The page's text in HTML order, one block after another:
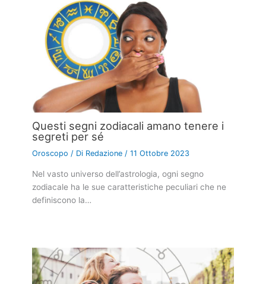
Questi segni zodiacali amano tenere i
segreti per sé
Oroscopo / Di Redazione /11 Ottobre 2023
Nel vasto universo dell’astrologia, ogni segno
zodiacale ha le sue caratteristiche peculiari che ne
definiscono la…